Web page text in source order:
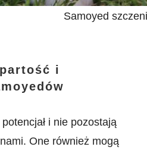
Samoyed
i
i nie pozostają
One również mogą